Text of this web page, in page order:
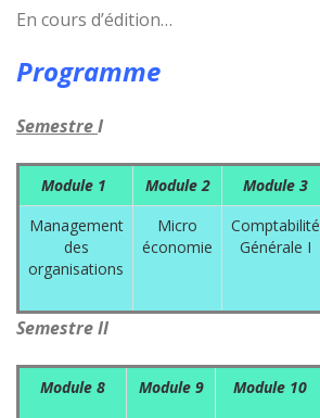
En cours d’édition…
Programme
SemestreI
Module 1 Module 2 Module 3
Management
des
organisations
Micro
économie
Comptabilité
Générale I
Semestre II
Module 8 Module 9 Module 10